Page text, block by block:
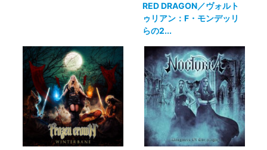
RED DRAGON／ヴォルト
ゥリアン：F・モンデッリ
らの2...